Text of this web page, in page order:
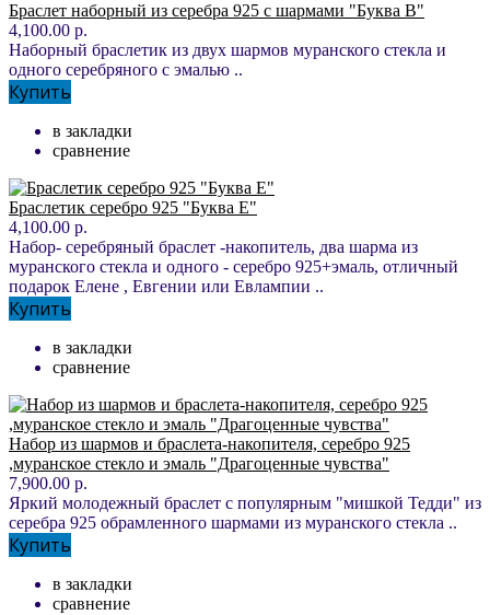
Браслет наборный из серебра 925 с шармами "Буква В"
4,100.00 р.
Наборный браслетик из двух шармов муранского стекла и
одного серебряного с эмалью ..
Купить
в закладки
сравнение
Браслетик серебро 925 "Буква Е"
4,100.00 р.
Набор- серебряный браслет -накопитель, два шарма из
муранского стекла и одного - серебро 925+эмаль, отличный
подарок Елене , Евгении или Евлампии ..
Купить
в закладки
сравнение
Набор из шармов и браслета-накопителя, серебро 925
,муранское стекло и эмаль "Драгоценные чувства"
7,900.00 р.
Яркий молодежный браслет с популярным "мишкой Тедди" из
серебра 925 обрамленного шармами из муранского стекла ..
Купить
в закладки
сравнение